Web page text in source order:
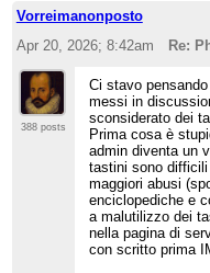
Vorreimanonposto
Apr 20, 2026; 8:42am
Re:
388 posts
Ci stavo
messi in
sconsiderato dei
Prima cosa è
admin diventa un
tastini sono
maggiori abusi
enciclopediche e
a malutilizzo dei
nella pagina di
con scritto prima